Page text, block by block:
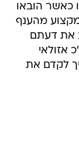
כאשר הובאו
מקצוע מהענף
את דעתם
אזולאי
לקדם את